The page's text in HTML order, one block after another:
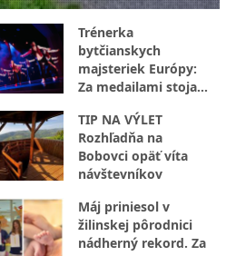
Trénerka
bytčianskych
majsteriek Európy:
Za medailami stoja
práce
TIP NA VÝLET
Rozhľadňa na
Bobovci opäť víta
návštevníkov
Máj priniesol v
žilinskej pôrodnici
nádherný rekord. Za